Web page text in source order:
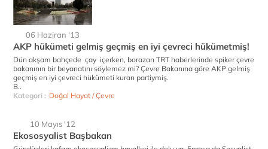
06 Haziran '13
AKP hükümeti gelmiş geçmiş en iyi çevreci hükümetmiş!
Dün akşam bahçede çay içerken, borazan TRT haberlerinde spiker çevre
bakanının bir beyanatını söylemez mi? Çevre Bakanına göre AKP gelmiş
geçmiş en iyi çevreci hükümeti kuran partiymiş.
B..
Kategori : Doğal Hayat / Çevre
10 Mayıs '12
Ekososyalist Başbakan